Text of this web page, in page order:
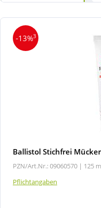
-13%3
Ballistol Stichfrei
PZN/Art.Nr.: 09060570 | 125
Pflichtangaben